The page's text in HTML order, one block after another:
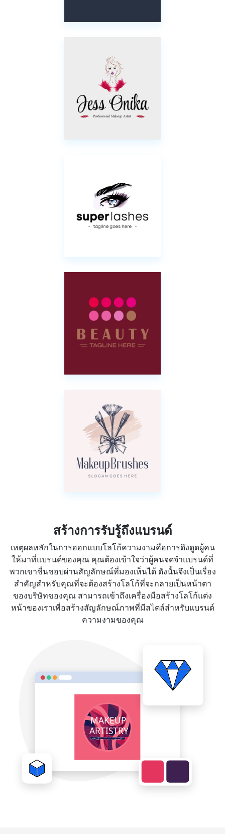
สร้างการรับรู้ถึงแบรนด์
เหตุผลหลักในการออกแบบโลโก้ความงามคือการดึงดูดผู้คน
ให้มาที่แบรนด์ของคุณ คุณต้องเข้าใจว่าผู้คนจดจำแบรนด์ที่
พวกเขาชื่นชอบผ่านสัญลักษณ์ที่มองเห็นได้ ดังนั้นจึงเป็นเรื่อง
สำคัญสำหรับคุณที่จะต้องสร้างโลโก้ที่จะกลายเป็นหน้าตา
ของบริษัทของคุณ สามารถเข้าถึงเครื่องมือสร้างโลโก้แต่ง
หน้าของเราเพื่อสร้างสัญลักษณ์ภาพที่มีสไตล์สำหรับแบรนด์
ความงามของคุณ